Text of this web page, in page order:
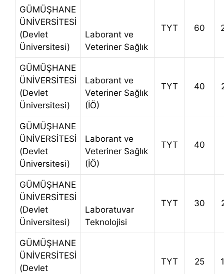
GÜMÜŞHANE
ÜNİVERSİTESİ
(Devlet
Üniversitesi)
Laborant ve
Veteriner Sağlık
TYT 60
GÜMÜŞHANE
ÜNİVERSİTESİ
(Devlet
Üniversitesi)
Laborant ve
Veteriner Sağlık
(İÖ)
TYT 40
GÜMÜŞHANE
ÜNİVERSİTESİ
(Devlet
Üniversitesi)
Laborant ve
Veteriner Sağlık
(İÖ)
TYT 40
GÜMÜŞHANE
ÜNİVERSİTESİ
(Devlet
Üniversitesi)
Laboratuvar
Teknolojisi
TYT 30
GÜMÜŞHANE
ÜNİVERSİTESİ
(Devlet
TYT 25